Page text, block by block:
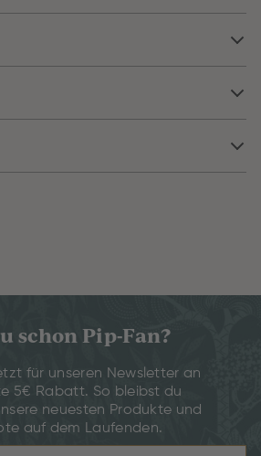
schon Pip-Fan?
für unseren Newsletter an
5€ Rabatt. So bleibst du
neuesten Produkte und
auf dem Laufenden.